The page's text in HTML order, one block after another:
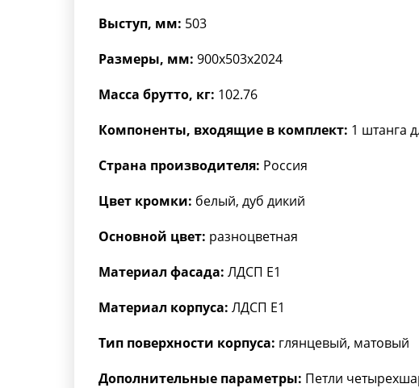
Выступ, мм: 503
Размеры, мм: 900x503x2024
Масса брутто, кг: 102.76
Компоненты, входящие в комплект: 1 штанга
Страна производителя: Россия
Цвет кромки: белый, дуб дикий
Основной цвет: разноцветная
Материал фасада: ЛДСП Е1
Материал корпуса: ЛДСП Е1
Тип поверхности корпуса: глянцевый, матовый
Дополнительные параметры: Петли